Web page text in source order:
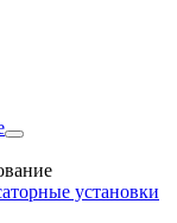
установки